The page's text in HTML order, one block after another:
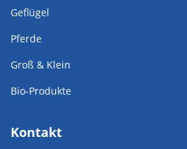
Geflügel
Pferde
Groß & Klein
Bio-Produkte
Kontakt